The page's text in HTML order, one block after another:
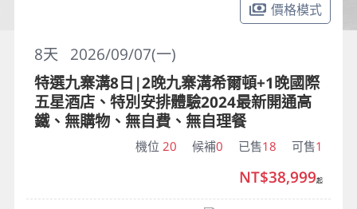
價格模式
2026/09/07(一)
8天
特選九寨溝8日|2晚九寨溝希爾頓+1晚國際
五星酒店、特別安排體驗2024最新開通高
鐵、無購物、無自費、無自理餐
機位 20 候補0 已售18 可售1
NT$38,999起